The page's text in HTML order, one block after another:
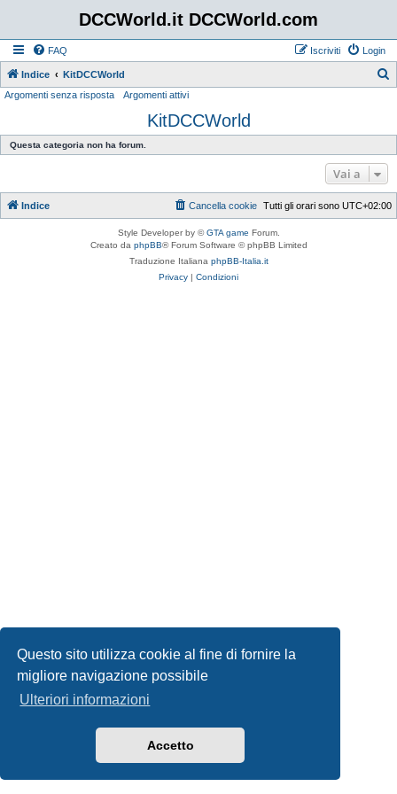
Questo sito utilizza cookie al fine di fornire la
migliore navigazione possibile
Ulteriori informazioni
Accetto
DCCWorld.it DCCWorld.com
FAQ Login
Iscriviti
Indice KitDCCWorld
c
a
Argomenti senza risposta Argomenti attivi
KitDCCWorld
Questa categoria non ha forum.
Vai a
Indice Tutti gli orari sono UTC+02:00
Cancella cookie
Style Developer by ©GTA game Forum.
Creato da phpBB® Forum Software © phpBB Limited
Traduzione Italiana phpBB-Italia.it
Privacy | Condizioni